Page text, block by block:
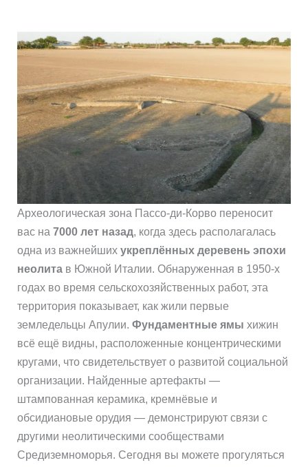
Археологическая зона Пассо-ди-Корво переносит
вас на 7000 лет назад, когда здесь располагалась
одна из важнейших укреплённых деревень эпохи
неолитав Южной Италии. Обнаруженная в 1950-х
годах во время сельскохозяйственных работ, эта
территория показывает, как жили первые
земледельцы Апулии. Фундаментные ямы хижин
всё ещё видны, расположенные концентрическими
кругами, что свидетельствует о развитой социальной
организации. Найденные артефакты —
штампованная керамика, кремнёвые и
обсидиановые орудия — демонстрируют связи с
другими неолитическими сообществами
Средиземноморья. Сегодня вы можете прогуляться